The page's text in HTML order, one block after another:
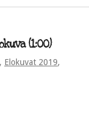
(1:00)
, Elokuvat 2019,